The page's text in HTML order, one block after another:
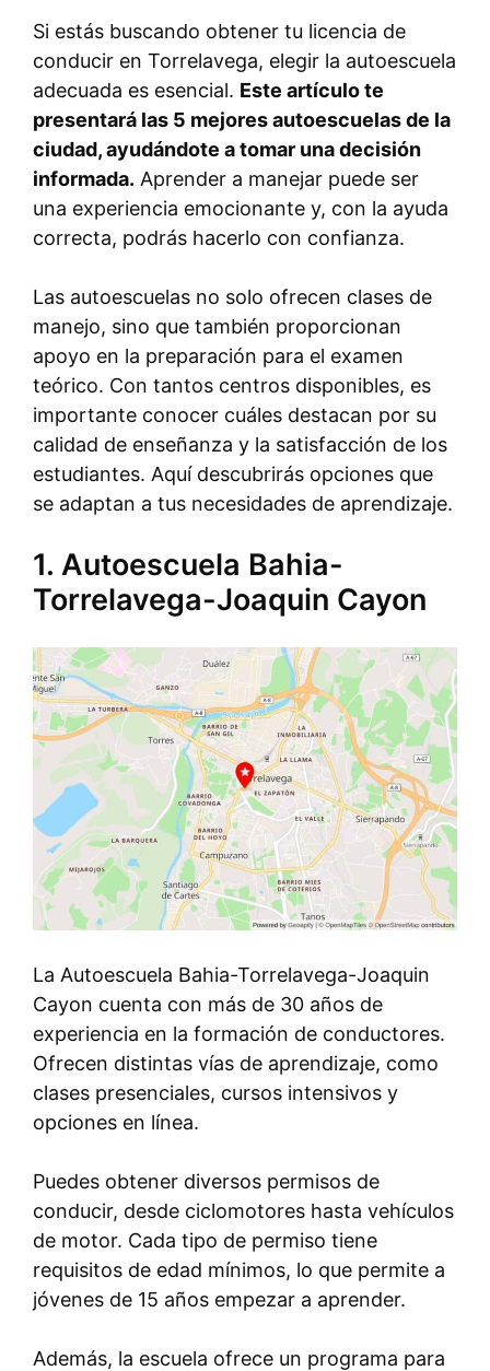
Si estás buscando obtener tu licencia de
conducir en Torrelavega, elegir la autoescuela
adecuada es esencial. Este artículo te
presentará las 5 mejores autoescuelas de la
ciudad, ayudándote a tomar una decisión
informada. Aprender a manejar puede ser
una experiencia emocionante y, con la ayuda
correcta, podrás hacerlo con confianza.
Las autoescuelas no solo ofrecen clases de
manejo, sino que también proporcionan
apoyo en la preparación para el examen
teórico. Con tantos centros disponibles, es
importante conocer cuáles destacan por su
calidad de enseñanza y la satisfacción de los
estudiantes. Aquí descubrirás opciones que
se adaptan a tus necesidades de aprendizaje.
1. Autoescuela Bahia-
Torrelavega-Joaquin Cayon
La Autoescuela Bahia-Torrelavega-Joaquin
Cayon cuenta con más de 30 años de
experiencia en la formación de conductores.
Ofrecen distintas vías de aprendizaje, como
clases presenciales, cursos intensivos y
opciones en línea.
Puedes obtener diversos permisos de
conducir, desde ciclomotores hasta vehículos
de motor. Cada tipo de permiso tiene
requisitos de edad mínimos, lo que permite a
jóvenes de 15 años empezar a aprender.
Además, la escuela ofrece un programa para